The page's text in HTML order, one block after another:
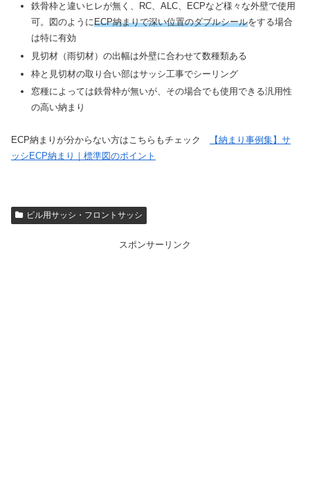
鉄骨枠と違いヒレが無く、RC、ALC、ECPなど様々な外壁で使用
可。図のようにECP納まりで深い位置のダブルシールをする場合
は特に有効
見切材（雨切材）の出幅は外壁に合わせて数種類ある
枠と見切材の取り合い部はサッシ工事でシーリング
窓種によっては鉄骨枠が無いが、その場合でも使用できる汎用性
の高い納まり
ECP納まりが分からない方はこちらもチェック
【納まり事例集】サ
ッシECP納まり｜標準図のポイント
ビル用サッシ・フロントサッシ
スポンサーリンク